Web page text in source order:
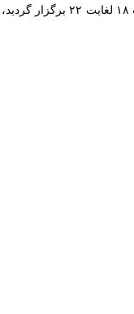
در این جشن که به جهت گرامیداشت روز ملی حمل و نقل و